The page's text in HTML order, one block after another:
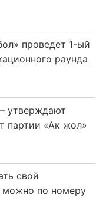
проведет 1-ый
раунда
утверждают
партии «Ак жол»
свой
можно по номеру